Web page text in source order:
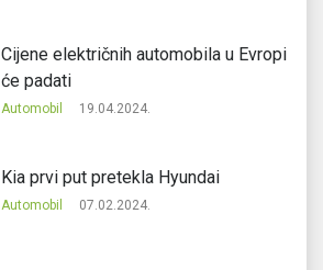
Cijene električnih automobila u Evropi
će padati
Automobil 19.04.2024.
Kia prvi put pretekla Hyundai
Automobil 07.02.2024.